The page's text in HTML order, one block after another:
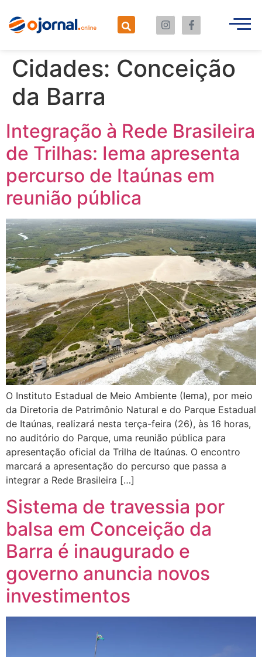
Cidades: Conceição
da Barra
Integração à Rede Brasileira
de Trilhas: Iema apresenta
percurso de Itaúnas em
reunião pública
O Instituto Estadual de Meio Ambiente (Iema), por meio
da Diretoria de Patrimônio Natural e do Parque Estadual
de Itaúnas, realizará nesta terça-feira (26), às 16 horas,
no auditório do Parque, uma reunião pública para
apresentação oficial da Trilha de Itaúnas. O encontro
marcará a apresentação do percurso que passa a
integrar a Rede Brasileira […]
Sistema de travessia por
balsa em Conceição da
Barra é inaugurado e
governo anuncia novos
investimentos